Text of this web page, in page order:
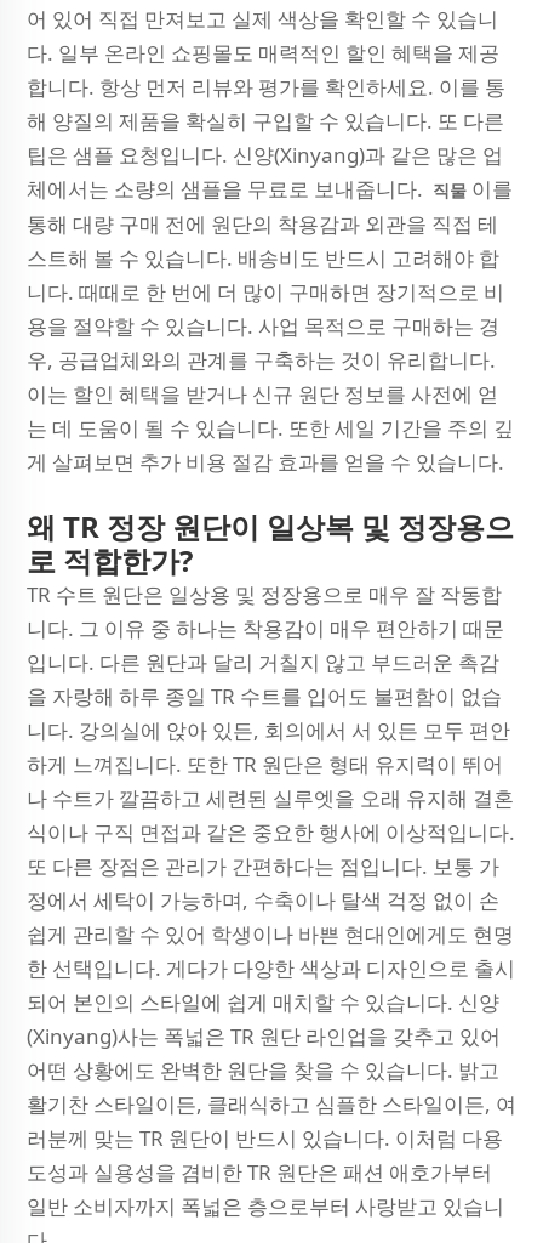
어 있어 직접 만져보고 실제 색상을 확인할 수 있습니
다. 일부 온라인 쇼핑몰도 매력적인 할인 혜택을 제공
합니다. 항상 먼저 리뷰와 평가를 확인하세요. 이를 통
해 양질의 제품을 확실히 구입할 수 있습니다. 또 다른
팁은 샘플 요청입니다. 신양(Xinyang)과 같은 많은 업
체에서는 소량의 샘플을 무료로 보내줍니다. 직물 이를
통해 대량 구매 전에 원단의 착용감과 외관을 직접 테
스트해 볼 수 있습니다. 배송비도 반드시 고려해야 합
니다. 때때로 한 번에 더 많이 구매하면 장기적으로 비
용을 절약할 수 있습니다. 사업 목적으로 구매하는 경
우, 공급업체와의 관계를 구축하는 것이 유리합니다.
이는 할인 혜택을 받거나 신규 원단 정보를 사전에 얻
는 데 도움이 될 수 있습니다. 또한 세일 기간을 주의 깊
게 살펴보면 추가 비용 절감 효과를 얻을 수 있습니다.
왜 TR 정장 원단이 일상복 및 정장용으
로 적합한가?
TR 수트 원단은 일상용 및 정장용으로 매우 잘 작동합
니다. 그 이유 중 하나는 착용감이 매우 편안하기 때문
입니다. 다른 원단과 달리 거칠지 않고 부드러운 촉감
을 자랑해 하루 종일 TR 수트를 입어도 불편함이 없습
니다. 강의실에 앉아 있든, 회의에서 서 있든 모두 편안
하게 느껴집니다. 또한 TR 원단은 형태 유지력이 뛰어
나 수트가 깔끔하고 세련된 실루엣을 오래 유지해 결혼
식이나 구직 면접과 같은 중요한 행사에 이상적입니다.
또 다른 장점은 관리가 간편하다는 점입니다. 보통 가
정에서 세탁이 가능하며, 수축이나 탈색 걱정 없이 손
쉽게 관리할 수 있어 학생이나 바쁜 현대인에게도 현명
한 선택입니다. 게다가 다양한 색상과 디자인으로 출시
되어 본인의 스타일에 쉽게 매치할 수 있습니다. 신양
(Xinyang)사는 폭넓은 TR 원단 라인업을 갖추고 있어
어떤 상황에도 완벽한 원단을 찾을 수 있습니다. 밝고
활기찬 스타일이든, 클래식하고 심플한 스타일이든, 여
러분께 맞는 TR 원단이 반드시 있습니다. 이처럼 다용
도성과 실용성을 겸비한 TR 원단은 패션 애호가부터
일반 소비자까지 폭넓은 층으로부터 사랑받고 있습니